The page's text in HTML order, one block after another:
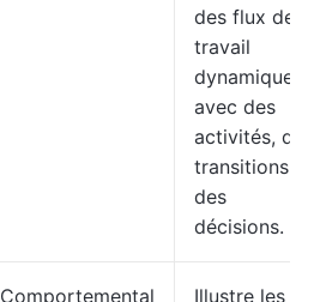
des flux de
travail
dynamiques
avec des
activités, des
transitions et
des
décisions.
Comportemental Illustre les